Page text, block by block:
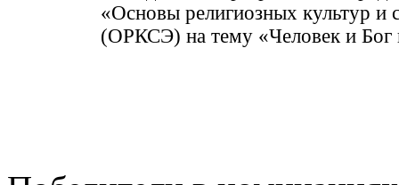
«Основы религиозных культур и
(ОРКСЭ) на тему «Человек и Бог